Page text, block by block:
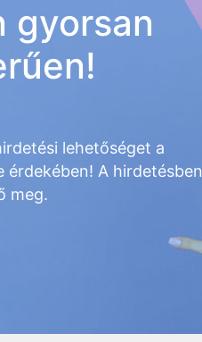
gyorsan
lehetőséget a
érdekében! A hirdetésben
meg.